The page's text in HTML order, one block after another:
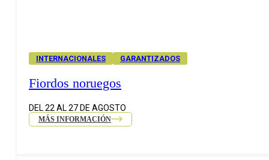
INTERNACIONALES GARANTIZADOS
Fiordos noruegos
DEL 22 AL 27 DE AGOSTO
MÁS INFORMACIÓN